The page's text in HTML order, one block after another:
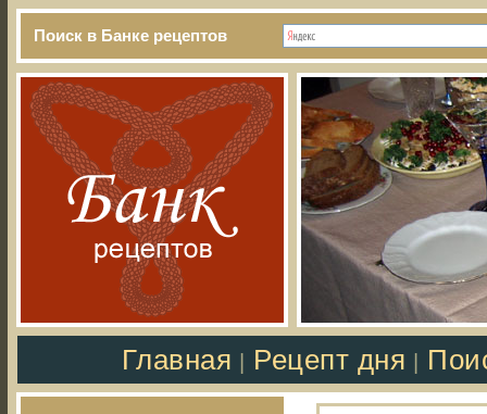
Поиск в Банке рецептов
Главная Рецепт дня